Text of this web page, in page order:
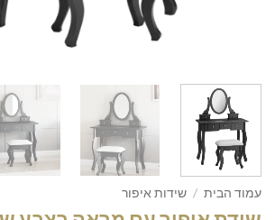
עמוד הבית / שידות איפור